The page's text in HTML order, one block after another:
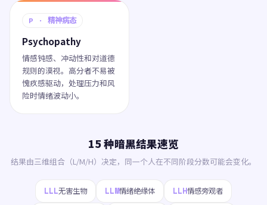
P · 精神病态
Psychopathy
情感钝感、冲动性和对道德
规则的漠视。高分者不易被
愧疚感驱动，处理压力和风
险时情绪波动小。
15 种暗黑结果速览
结果由三维组合（L/M/H）决定，同一个人在不同阶段分数可能会变化。
LLL无害生物 LLM情绪绝缘体 LLH情感旁观者